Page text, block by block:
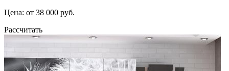
Цена: от 38 000 руб.
Рассчитать